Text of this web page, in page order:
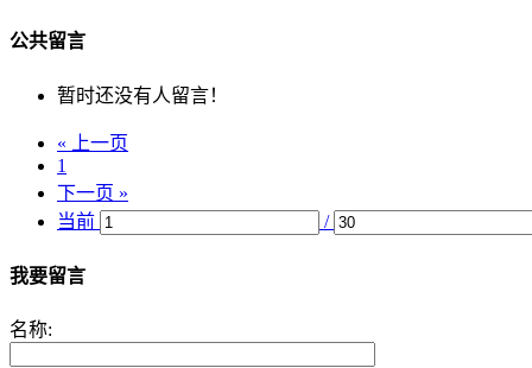
公共留言
暂时还没有人留言！
« 上一页
1
下一页 »
当前
/
我要留言
名称: